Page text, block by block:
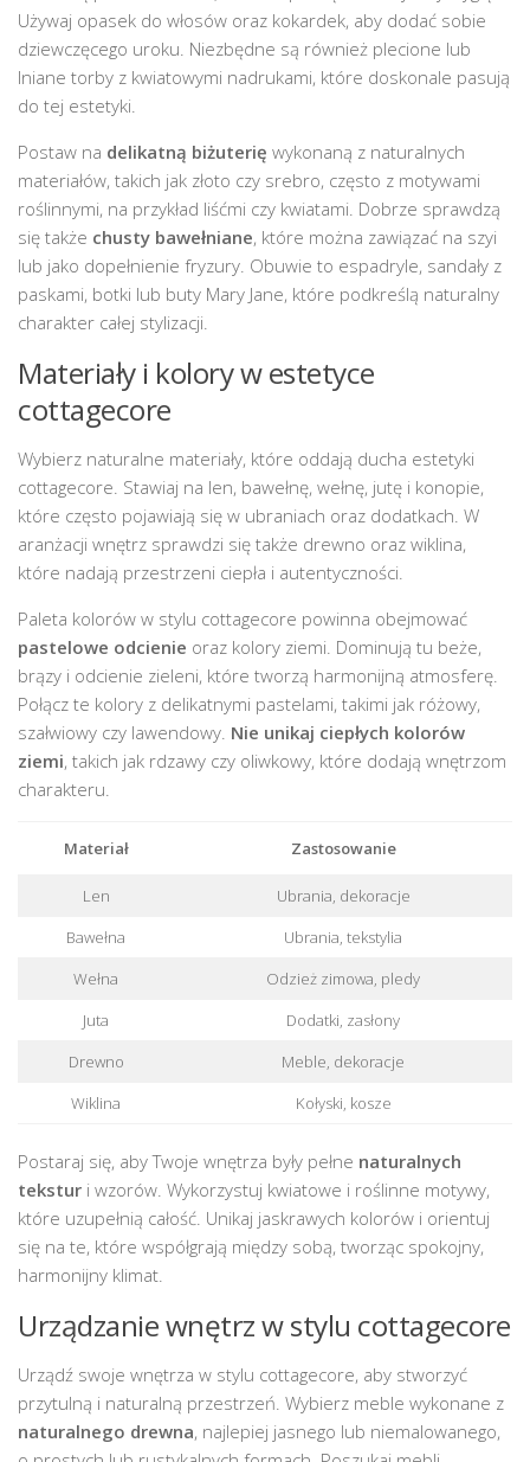
Używaj opasek do włosów oraz kokardek, aby dodać sobie
dziewczęcego uroku. Niezbędne są również plecione lub
lniane torby z kwiatowymi nadrukami, które doskonale pasują
do tej estetyki.
Postaw na delikatną biżuterię wykonaną z naturalnych
materiałów, takich jak złoto czy srebro, często z motywami
roślinnymi, na przykład liśćmi czy kwiatami. Dobrze sprawdzą
się także chusty bawełniane, które można zawiązać na szyi
lub jako dopełnienie fryzury. Obuwie to espadryle, sandały z
paskami, botki lub buty Mary Jane, które podkreślą naturalny
charakter całej stylizacji.
Materiały i kolory w estetyce
cottagecore
Wybierz naturalne materiały, które oddają ducha estetyki
cottagecore. Stawiaj na len, bawełnę, wełnę, jutę i konopie,
które często pojawiają się w ubraniach oraz dodatkach. W
aranżacji wnętrz sprawdzi się także drewno oraz wiklina,
które nadają przestrzeni ciepła i autentyczności.
Paleta kolorów w stylu cottagecore powinna obejmować
pastelowe odcienie oraz kolory ziemi. Dominują tu beże,
brązy i odcienie zieleni, które tworzą harmonijną atmosferę.
Połącz te kolory z delikatnymi pastelami, takimi jak różowy,
szałwiowy czy lawendowy. Nie unikaj ciepłych kolorów
ziemi, takich jak rdzawy czy oliwkowy, które dodają wnętrzom
charakteru.
Materiał Zastosowanie
Len
Ubrania, dekoracje
Bawełna
Ubrania, tekstylia
Wełna
Odzież zimowa, pledy
Juta
Dodatki, zasłony
Drewno
Meble, dekoracje
Wiklina
Kołyski, kosze
Postaraj się, aby Twoje wnętrza były pełne naturalnych
tekstur i wzorów. Wykorzystuj kwiatowe i roślinne motywy,
które uzupełnią całość. Unikaj jaskrawych kolorów i orientuj
się na te, które współgrają między sobą, tworząc spokojny,
harmonijny klimat.
Urządzanie wnętrz w stylu cottagecore
Urządź swoje wnętrza w stylu cottagecore, aby stworzyć
przytulną i naturalną przestrzeń. Wybierz meble wykonane z
naturalnego drewna, najlepiej jasnego lub niemalowanego,